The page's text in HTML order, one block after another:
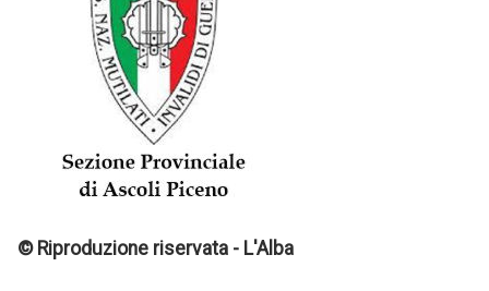
© Riproduzione riservata - L'Alba